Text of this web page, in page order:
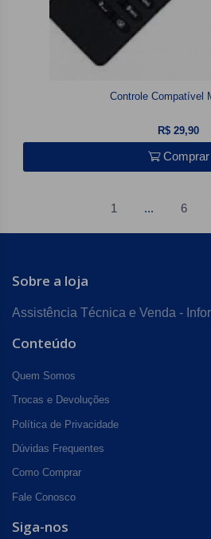
Controle Compatível
R$ 29,90
Comprar
1 ... 6
Sobre a loja
Assistência Técnica e Venda -
Conteúdo
Quem Somos
Trocas e Devoluções
Política de Privacidade
Dúvidas Frequentes
Como Comprar
Fale Conosco
Siga-nos